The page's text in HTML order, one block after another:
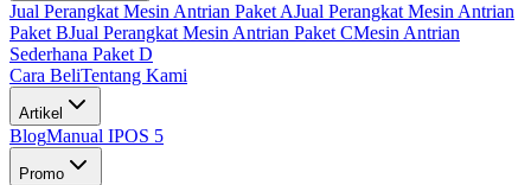
Jual Perangkat Mesin Antrian Paket AJual Perangkat Mesin Antrian
Paket BJual Perangkat Mesin Antrian Paket CMesin Antrian
Sederhana Paket D
Cara BeliTentang Kami
Artikel
BlogManual IPOS 5
Promo